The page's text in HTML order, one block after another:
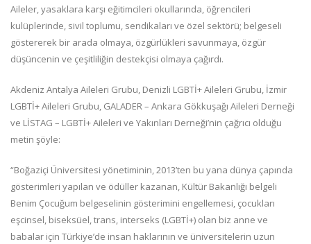
Aileler, yasaklara karşı eğitimcileri okullarında, öğrencileri
kulüplerinde, sivil toplumu, sendikaları ve özel sektörü; belgeseli
göstererek bir arada olmaya, özgürlükleri savunmaya, özgür
düşüncenin ve çeşitliliğin destekçisi olmaya çağırdı.
Akdeniz Antalya Aileleri Grubu, Denizli LGBTİ+ Aileleri Grubu, İzmir
LGBTİ+ Aileleri Grubu, GALADER – Ankara Gökkuşağı Aileleri Derneği
ve LİSTAG – LGBTİ+ Aileleri ve Yakınları Derneği’nin çağrıcı olduğu
metin şöyle:
“Boğaziçi Üniversitesi yönetiminin, 2013’ten bu yana dünya çapında
gösterimleri yapılan ve ödüller kazanan, Kültür Bakanlığı belgeli
Benim Çocuğum belgeselinin gösterimini engellemesi, çocukları
eşcinsel, biseksüel, trans, interseks (LGBTİ+) olan biz anne ve
babalar için Türkiye’de insan haklarının ve üniversitelerin uzun